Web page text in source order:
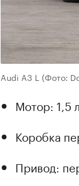
Audi A3 L (Фото:
Мотор: 1,5
Коробка
Привод: